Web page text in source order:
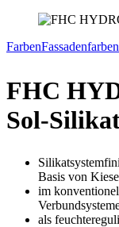
FarbenFassadenfarben
FHC
Sol-
Basis von
im
als